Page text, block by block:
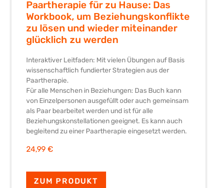
Paartherapie für zu Hause: Das
Workbook, um Beziehungskonflikte
zu lösen und wieder miteinander
glücklich zu werden
Interaktiver Leitfaden: Mit vielen Übungen auf Basis
wissenschaftlich fundierter Strategien aus der
Paartherapie.
Für alle Menschen in Beziehungen: Das Buch kann
von Einzelpersonen ausgefüllt oder auch gemeinsam
als Paar bearbeitet werden und ist für alle
Beziehungskonstellationen geeignet. Es kann auch
begleitend zu einer Paartherapie eingesetzt werden.
24,99 €
ZUM PRODUKT